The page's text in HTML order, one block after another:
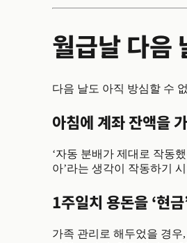
월급날 다음
다음 날도 아직 방심할 수
아침에 계좌 잔액을
‘자동 분배가 제대로 작동
아’라는 생각이 작동하기
1주일치 용돈을 ‘현
가족 관리로 해두었을 경